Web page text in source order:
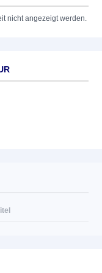
nicht angezeigt werden.